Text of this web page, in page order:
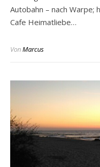
Autobahn – nach Warpe;
Cafe Heimatliebe…
VonMarcus